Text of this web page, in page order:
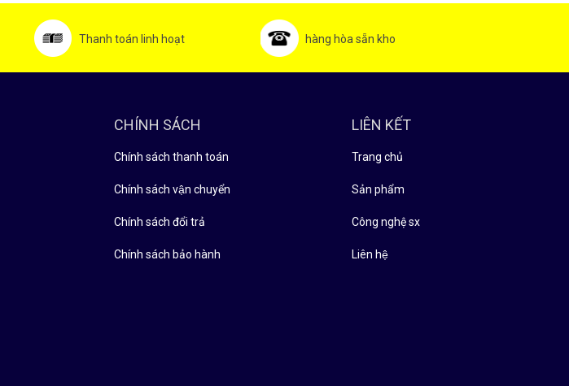
Thanh toán linh hoạt hàng hòa sẵn kho
CHÍNH SÁCH
Chính sách thanh toán
Chính sách vận chuyển
Chính sách đổi trả
Chính sách bảo hành
LIÊN KẾT
Trang chủ
Sản phẩm
Công nghệ sx
Liên hệ